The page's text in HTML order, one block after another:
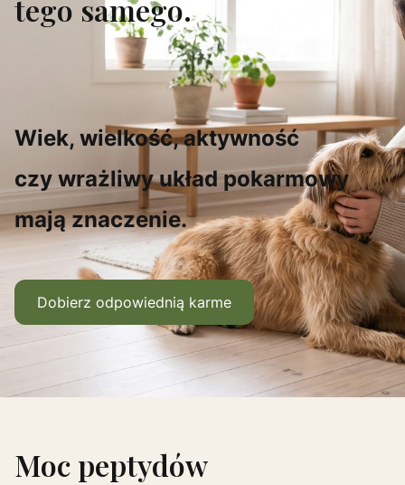
tego samego.
Wiek, wielkość, aktywność
czy wrażliwy układ pokarmowy
mają znaczenie.
Dobierz odpowiednią karme
Moc peptydów